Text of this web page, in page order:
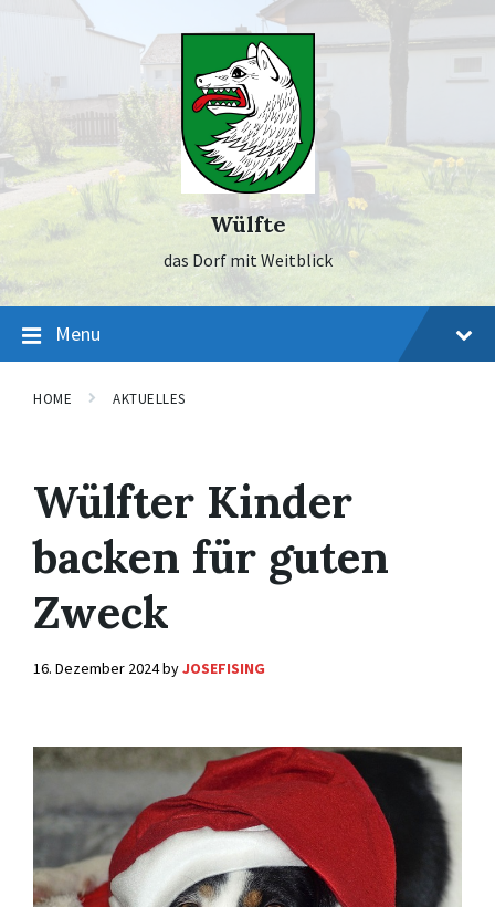
Wülfte
das Dorf mit Weitblick
Menu
HOME AKTUELLES
Wülfter Kinder
backen für guten
Zweck
16. Dezember 2024byJOSEFISING